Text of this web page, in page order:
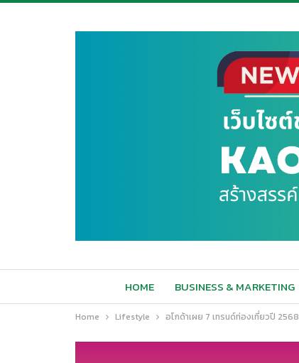
HOME BUSINESS & MARKETING
Home Lifestyle อโกด้าเผย 7 เทรนด์ท่องเที่ยวปี 2568